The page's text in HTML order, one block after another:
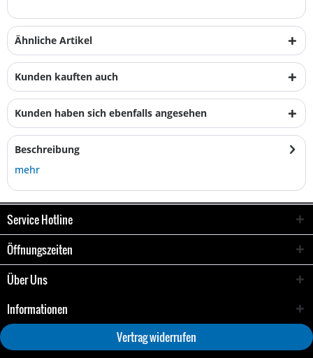
Ähnliche Artikel
Kunden kauften auch
Kunden haben sich ebenfalls angesehen
Beschreibung
mehr
Service Hotline
Öffnungszeiten
Über Uns
Informationen
Vertrag widerrufen